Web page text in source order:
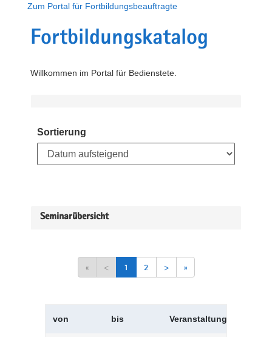
Zum Portal für Fortbildungsbeauftragte
Fortbildungskatalog
Willkommen im Portal für Bedienstete.
Sortierung
Seminarübersicht
« < 1 2 > »
von bis Veranstaltungskürzel